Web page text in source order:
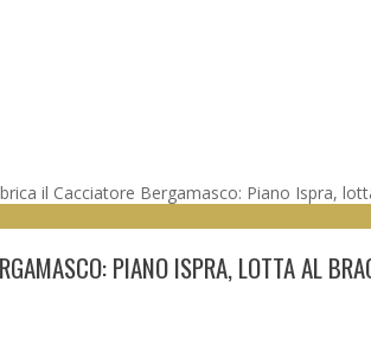
il Cacciatore Bergamasco: Piano Ispra,
PIANO ISPRA, LOTTA AL